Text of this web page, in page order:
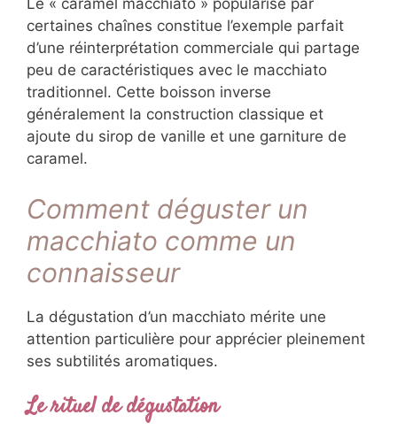
Le « caramel macchiato » popularisé par
certaines chaînes constitue l’exemple parfait
d’une réinterprétation commerciale qui partage
peu de caractéristiques avec le macchiato
traditionnel. Cette boisson inverse
généralement la construction classique et
ajoute du sirop de vanille et une garniture de
caramel.
Comment déguster un
macchiato comme un
connaisseur
La dégustation d’un macchiato mérite une
attention particulière pour apprécier pleinement
ses subtilités aromatiques.
Le rituel de dégustation